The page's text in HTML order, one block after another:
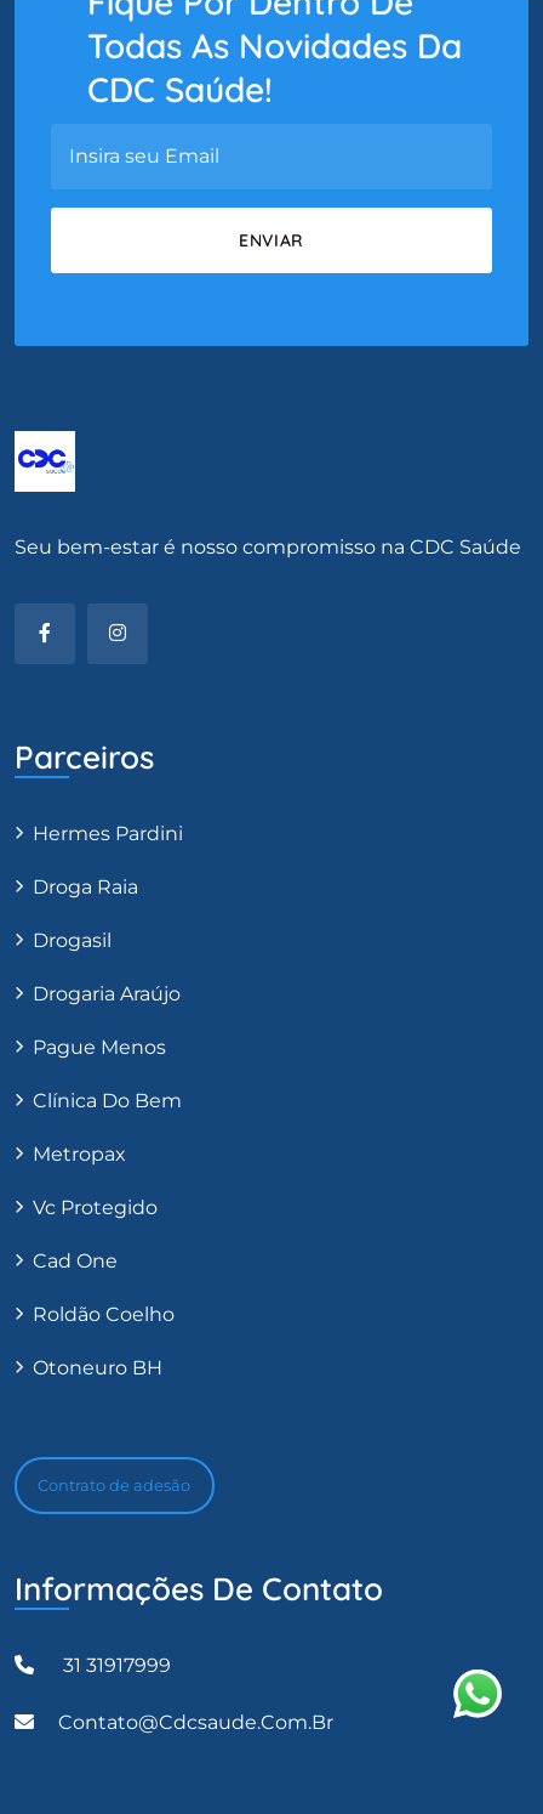
Todas As Novidades Da
CDC Saúde!
Seu bem-estar é nosso compromisso na CDC Saúde
Parceiros
Hermes Pardini
Droga Raia
Drogasil
Drogaria Araújo
Pague Menos
Clínica Do Bem
Metropax
Vc Protegido
Cad One
Roldão Coelho
Otoneuro BH
Contrato de adesão
Informações De Contato
31 31917999
Contato@cdcsaude.com.br